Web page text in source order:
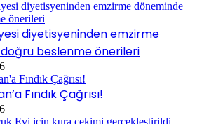
diyetisyeninden emzirme
beslenme önerileri
Fındık Çağrısı!